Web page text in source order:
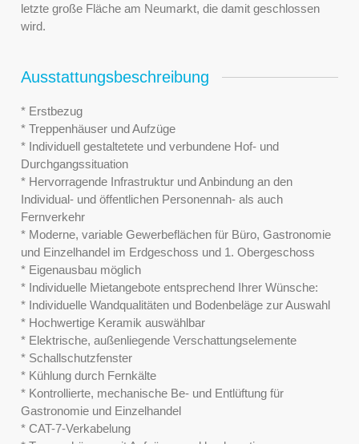
letzte große Fläche am Neumarkt, die damit geschlossen
wird.
Ausstattungsbeschreibung
* Erstbezug
* Treppenhäuser und Aufzüge
* Individuell gestaltetete und verbundene Hof- und
Durchgangssituation
* Hervorragende Infrastruktur und Anbindung an den
Individual- und öffentlichen Personennah- als auch
Fernverkehr
* Moderne, variable Gewerbeflächen für Büro, Gastronomie
und Einzelhandel im Erdgeschoss und 1. Obergeschoss
* Eigenausbau möglich
* Individuelle Mietangebote entsprechend Ihrer Wünsche:
* Individuelle Wandqualitäten und Bodenbeläge zur Auswahl
* Hochwertige Keramik auswählbar
* Elektrische, außenliegende Verschattungselemente
* Schallschutzfenster
* Kühlung durch Fernkälte
* Kontrollierte, mechanische Be- und Entlüftung für
Gastronomie und Einzelhandel
* CAT-7-Verkabelung